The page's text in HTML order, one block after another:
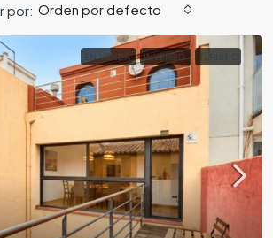
por: Orden por defecto
EN VENDA INVERSIÓ TURÍSTIC